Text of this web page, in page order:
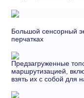
Большой сенсорный
перчатках
Предзагруженные
маршрутизацией,
взять их с собой для